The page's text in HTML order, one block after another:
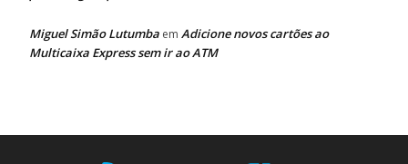
Miguel Simão Lutumba em Adicione novos cartões ao
Multicaixa Express sem ir ao ATM